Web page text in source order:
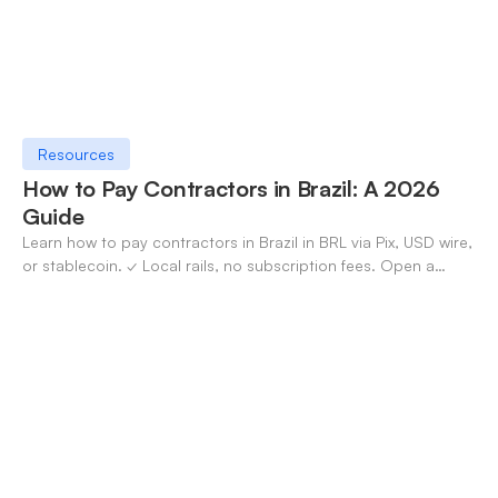
Resources
How to Pay Contractors in Brazil: A 2026
Guide
Learn how to pay contractors in Brazil in BRL via Pix, USD wire,
or stablecoin. ✓ Local rails, no subscription fees. Open a